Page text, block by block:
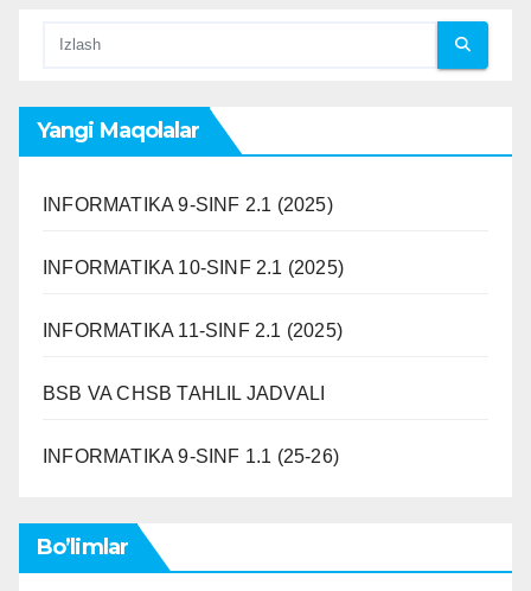
Yangi Maqolalar
INFORMATIKA 9-SINF 2.1 (2025)
INFORMATIKA 10-SINF 2.1 (2025)
INFORMATIKA 11-SINF 2.1 (2025)
BSB VA CHSB TAHLIL JADVALI
INFORMATIKA 9-SINF 1.1 (25-26)
Bo’limlar